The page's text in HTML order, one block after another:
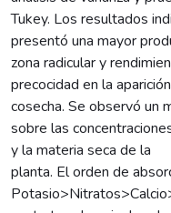
Tukey. Los resultados
presentó una mayor
zona radicular y
precocidad en la
cosecha. Se observó un
sobre las
y la materia seca de la
planta. El orden de